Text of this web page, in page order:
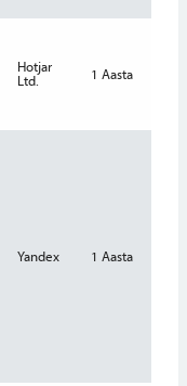
Hotjar
Ltd.
1 Aasta
Yandex 1 Aasta